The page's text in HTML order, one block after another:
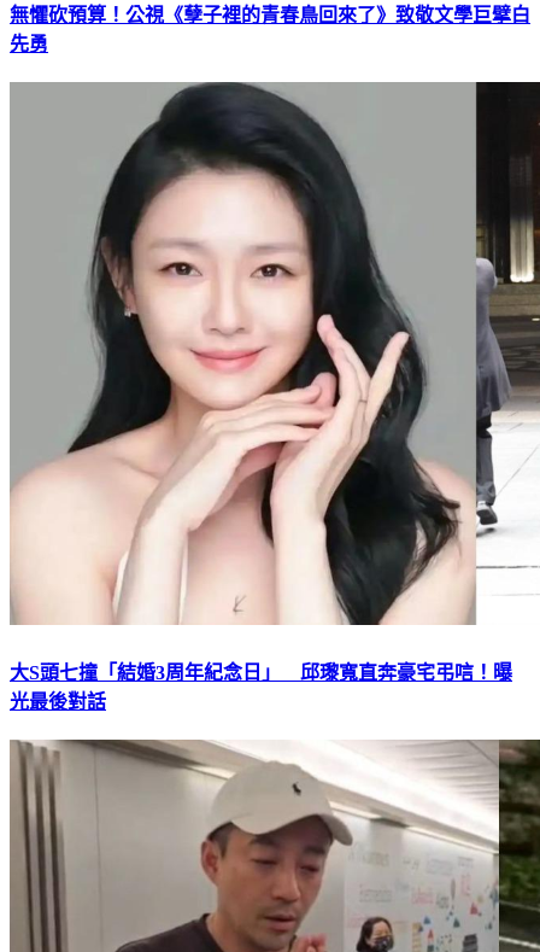
無懼砍預算！公視《孽子裡的青春鳥回來了》致敬文學巨擘白
先勇
大S頭七撞「結婚3周年紀念日」 邱瓈寬直奔豪宅弔唁！曝
光最後對話